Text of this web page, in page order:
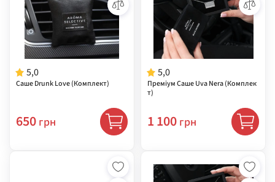
5,0
Саше Drunk Love (Комплект)
650 грн
5,0
Преміум Саше Uva Nera (Комплек
т)
1 100 грн